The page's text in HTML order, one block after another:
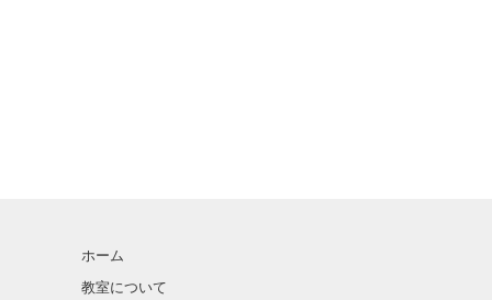
ホーム
教室について